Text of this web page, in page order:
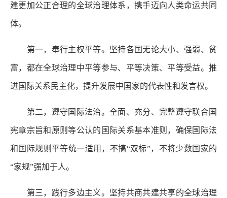
建更加公正合理的全球治理体系，携手迈向人类命运共同
体。
第一，奉行主权平等。坚持各国无论大小、强弱、贫
富，都在全球治理中平等参与、平等决策、平等受益。推
进国际关系民主化，提升发展中国家的代表性和发言权。
第二，遵守国际法治。全面、充分、完整遵守联合国
宪章宗旨和原则等公认的国际关系基本准则，确保国际法
和国际规则平等统一适用，不搞“双标”，不将少数国家的
“家规”强加于人。
第三，践行多边主义。坚持共商共建共享的全球治理